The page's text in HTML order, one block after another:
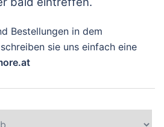
Bestellungen in dem
sie uns einfach eine